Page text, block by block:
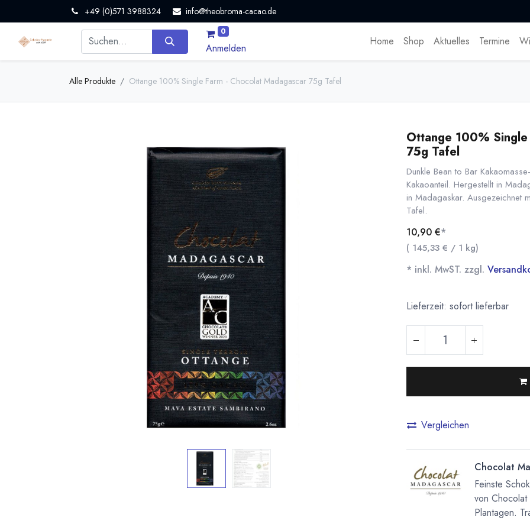
+49 (0)571 3988324 info@theobroma-cacao.de
0
Anmelden
Home Shop Aktuelles Termine
Alle Produkte Ottange 100% Single Farm - Chocolat Madagascar 75g Tafel
Ottange 100%
75g Tafel
Dunkle Bean to Bar
Kakaoanteil. Hergestellt in
in Madagaskar.
Tafel.
10,90 €*
( 145,33 € / 1 kg)
* inkl. MwST. zzgl.
Lieferzeit: sofort lieferbar
Vergleichen
Chocolat
Feinste
von
Plantagen.